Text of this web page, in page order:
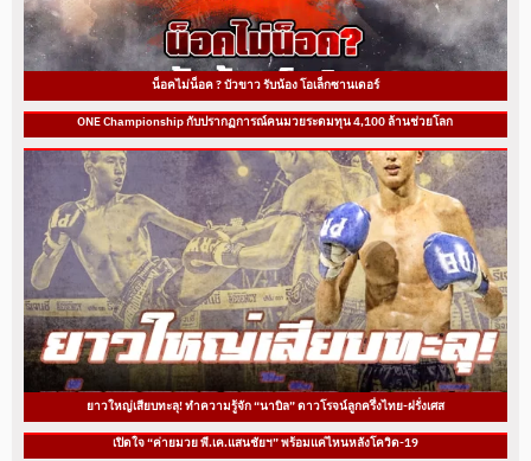
น็อคไม่น็อค ? บัวขาว รับน้อง โอเล็กซานเดอร์
ONE Championship กับปรากฏการณ์คนมวยระดมทุน 4,100 ล้านช่วยโลก
ยาวใหญ่เสียบทะลุ! ทำความรู้จัก “นาบิล” ดาวโรจน์ลูกครึ่งไทย-ฝรั่งเศส
เปิดใจ “ค่ายมวย พี.เค.แสนชัยฯ” พร้อมแค่ไหนหลังโควิด-19